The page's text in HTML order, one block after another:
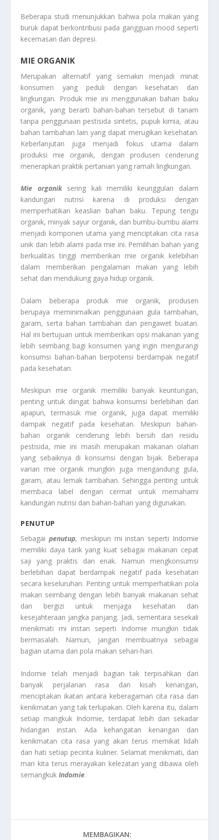
Beberapa studi menunjukkan bahwa pola makan yang
buruk dapat berkontribusi pada gangguan mood seperti
kecemasan dan depresi.
MIE ORGANIK
Merupakan alternatif yang semakin menjadi minat
konsumen yang peduli dengan kesehatan dan
lingkungan. Produk mie ini menggunakan bahan baku
organik, yang berarti bahan-bahan tersebut di tanam
tanpa penggunaan pestisida sintetis, pupuk kimia, atau
bahan tambahan lain yang dapat merugikan kesehatan.
Keberlanjutan juga menjadi fokus utama dalam
produksi mie organik, dengan produsen cenderung
menerapkan praktik pertanian yang ramah lingkungan.
Mie organiksering kali memiliki keunggulan dalam
kandungan nutrisi karena di produksi dengan
memperhatikan keaslian bahan baku. Tepung terigu
organik, minyak sayur organik, dan bumbu-bumbu alami
menjadi komponen utama yang menciptakan cita rasa
unik dan lebih alami pada mie ini. Pemilihan bahan yang
berkualitas tinggi memberikan mie organik kelebihan
dalam memberikan pengalaman makan yang lebih
sehat dan mendukung gaya hidup organik.
Dalam beberapa produk mie organik, produsen
berupaya meminimalkan penggunaan gula tambahan,
garam, serta bahan tambahan dan pengawet buatan.
Hal ini bertujuan untuk memberikan opsi makanan yang
lebih seimbang bagi konsumen yang ingin mengurangi
konsumsi bahan-bahan berpotensi berdampak negatif
pada kesehatan.
Meskipun mie organik memiliki banyak keuntungan,
penting untuk diingat bahwa konsumsi berlebihan dari
apapun, termasuk mie organik, juga dapat memiliki
dampak negatif pada kesehatan. Meskipun bahan-
bahan organik cenderung lebih bersih dari residu
pestisida, mie ini masih merupakan makanan olahan
yang sebaiknya di konsumsi dengan bijak. Beberapa
varian mie organik mungkin juga mengandung gula,
garam, atau lemak tambahan. Sehingga penting untuk
membaca label dengan cermat untuk memahami
kandungan nutrisi dan bahan-bahan yang digunakan.
PENUTUP
Sebagaipenutup, meskipun mi instan seperti Indomie
memiliki daya tarik yang kuat sebagai makanan cepat
saji yang praktis dan enak. Namun mengkonsumsi
berlebihan dapat berdampak negatif pada kesehatan
secara keseluruhan. Penting untuk memperhatikan pola
makan seimbang dengan lebih banyak makanan sehat
dan bergizi untuk menjaga kesehatan dan
kesejahteraan jangka panjang. Jadi, sementara sesekali
menikmati mi instan seperti Indomie mungkin tidak
bermasalah. Namun, jangan membuatnya sebagai
bagian utama dari pola makan sehari-hari.
Indomie telah menjadi bagian tak terpisahkan dari
banyak perjalanan rasa dan kisah kenangan,
menciptakan ikatan antara keberagaman cita rasa dan
kenikmatan yang tak terlupakan. Oleh karena itu, dalam
setiap mangkuk Indomie, terdapat lebih dari sekadar
hidangan instan. Ada kehangatan kenangan dan
kenikmatan cita rasa yang akan terus memikat lidah
dan hati setiap pecinta kuliner. Selamat menikmati, dan
mari kita terus merayakan kelezatan yang dibawa oleh
semangkukIndomie.
MEMBAGIKAN: